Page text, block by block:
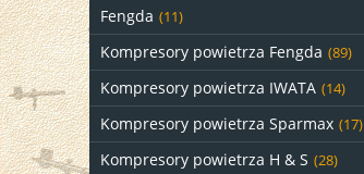
Fengda (11)
Kompresory powietrza Fengda (89)
Kompresory powietrza IWATA (14)
Kompresory powietrza Sparmax (17)
Kompresory powietrza H & S (28)